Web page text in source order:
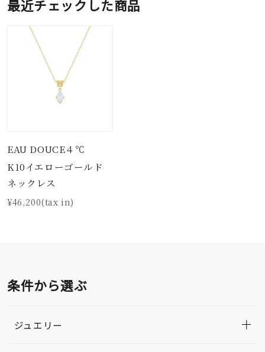
最近チェックした商品
EAU DOUCE４℃
K10イエローゴールド
ネックレス
¥46,200(tax in)
条件から選ぶ
ジュエリー